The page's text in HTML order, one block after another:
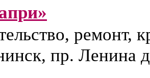
ремонт,
пр. Ленина